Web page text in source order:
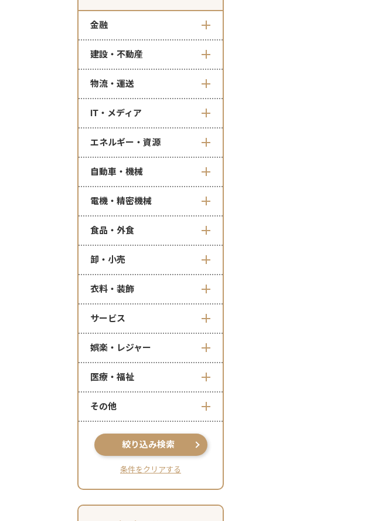
金融
建設・不動産
物流・運送
IT・メディア
エネルギー・資源
自動車・機械
電機・精密機械
食品・外食
卸・小売
衣料・装飾
サービス
娯楽・レジャー
医療・福祉
その他
絞り込み検索
条件をクリアする